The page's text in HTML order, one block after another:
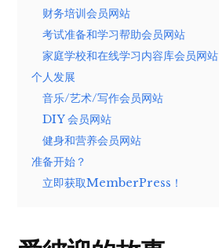
财务培训会员网站
考试准备和学习帮助会员网站
家庭学校和在线学习内容库会员网站
个人发展
音乐/艺术/写作会员网站
DIY 会员网站
健身和营养会员网站
准备开始？
立即获取MemberPress！